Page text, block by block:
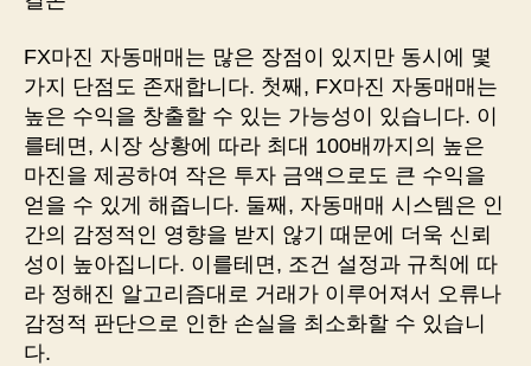
FX마진 자동매매는 많은 장점이 있지만 동시에 몇
가지 단점도 존재합니다. 첫째, FX마진 자동매매는
높은 수익을 창출할 수 있는 가능성이 있습니다. 이
를테면, 시장 상황에 따라 최대 100배까지의 높은
마진을 제공하여 작은 투자 금액으로도 큰 수익을
얻을 수 있게 해줍니다. 둘째, 자동매매 시스템은 인
간의 감정적인 영향을 받지 않기 때문에 더욱 신뢰
성이 높아집니다. 이를테면, 조건 설정과 규칙에 따
라 정해진 알고리즘대로 거래가 이루어져서 오류나
감정적 판단으로 인한 손실을 최소화할 수 있습니
다.